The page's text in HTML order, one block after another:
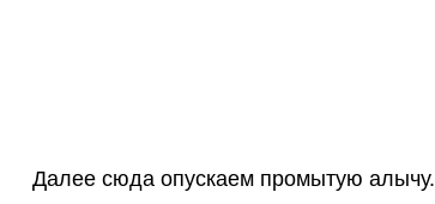
Далее сюда опускаем промытую алычу.